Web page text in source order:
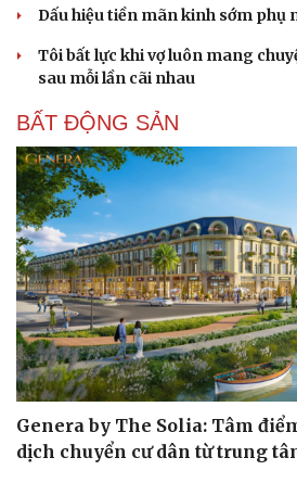
Dấu hiệu tiền mãn kinh sớm phụ
Tôi bất lực khi vợ luôn mang
sau mỗi lần cãi nhau
BẤT ĐỘNG SẢN
Genera by The Solia: Tâm
dịch chuyển cư dân từ trung